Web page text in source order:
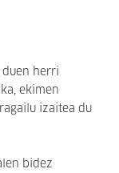
herri
ekimen
izaitea du
bidez